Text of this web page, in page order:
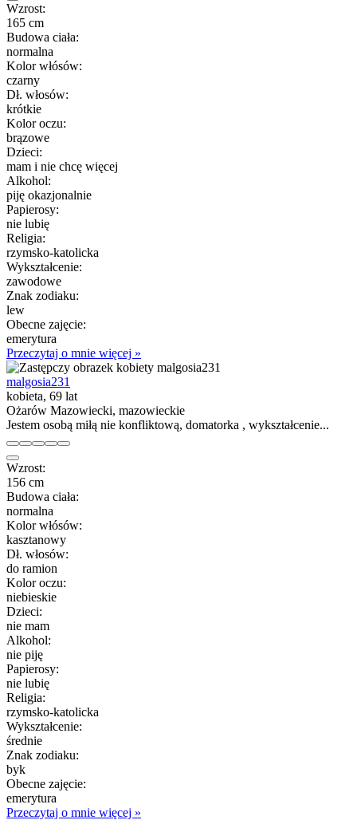
Wzrost:
165 cm
Budowa ciała:
normalna
Kolor włósów:
czarny
Dł. włosów:
krótkie
Kolor oczu:
brązowe
Dzieci:
mam i nie chcę więcej
Alkohol:
piję okazjonalnie
Papierosy:
nie lubię
Religia:
rzymsko-katolicka
Wykształcenie:
zawodowe
Znak zodiaku:
lew
Obecne zajęcie:
emerytura
Przeczytaj o mnie więcej »
malgosia231
kobieta, 69 lat
Ożarów Mazowiecki, mazowieckie
Jestem osobą miłą nie konfliktową, domatorka , wykształcenie...
Wzrost:
156 cm
Budowa ciała:
normalna
Kolor włósów:
kasztanowy
Dł. włosów:
do ramion
Kolor oczu:
niebieskie
Dzieci:
nie mam
Alkohol:
nie piję
Papierosy:
nie lubię
Religia:
rzymsko-katolicka
Wykształcenie:
średnie
Znak zodiaku:
byk
Obecne zajęcie:
emerytura
Przeczytaj o mnie więcej »